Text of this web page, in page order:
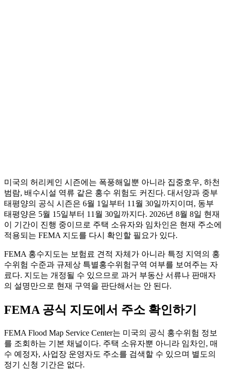
미국의 허리케인 시즌에는 폭풍해일뿐 아니라 집중호우, 하천
범람, 배수시설 역류 같은 홍수 위험도 커진다. 대서양과 중부
태평양의 공식 시즌은 6월 1일부터 11월 30일까지이며, 동부
태평양은 5월 15일부터 11월 30일까지다. 2026년 8월 8일 현재
이 기간이 진행 중이므로 주택 소유자와 임차인은 현재 주소에
적용되는 FEMA 지도를 다시 확인할 필요가 있다.
FEMA 홍수지도는 보험료 견적 자체가 아니라 특정 지역의 홍
수위험 수준과 규제상 특별홍수위험구역 여부를 보여주는 자
료다. 지도는 개정될 수 있으므로 과거 부동산 서류나 판매자
의 설명만으로 현재 구역을 판단해서는 안 된다.
FEMA 공식 지도에서 주소 확인하기
FEMA Flood Map Service Center는 미국의 공식 홍수위험 정보
를 조회하는 기본 채널이다. 주택 소유자뿐 아니라 임차인, 매
수 예정자, 사업장 운영자도 주소를 검색할 수 있으며 별도의
정기 신청 기간은 없다.